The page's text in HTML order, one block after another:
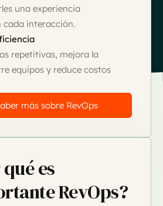
una experiencia
cada interacción.
repetitivas, mejora la
equipos y reduce costos
más sobre RevOps
es
RevOps?